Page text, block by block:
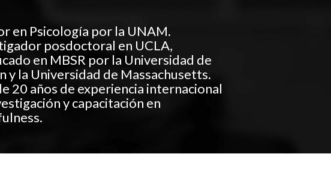
en Psicología por la UNAM.
posdoctoral en UCLA,
en MBSR por la Universidad de
y la Universidad de Massachusetts.
20 años de experiencia internacional
y capacitación en